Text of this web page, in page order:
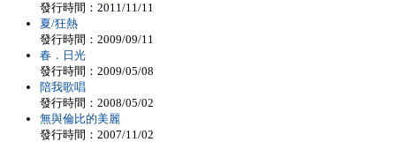
發行時間：2011/11/11
夏/狂熱
發行時間：2009/09/11
春．日光
發行時間：2009/05/08
陪我歌唱
發行時間：2008/05/02
無與倫比的美麗
發行時間：2007/11/02